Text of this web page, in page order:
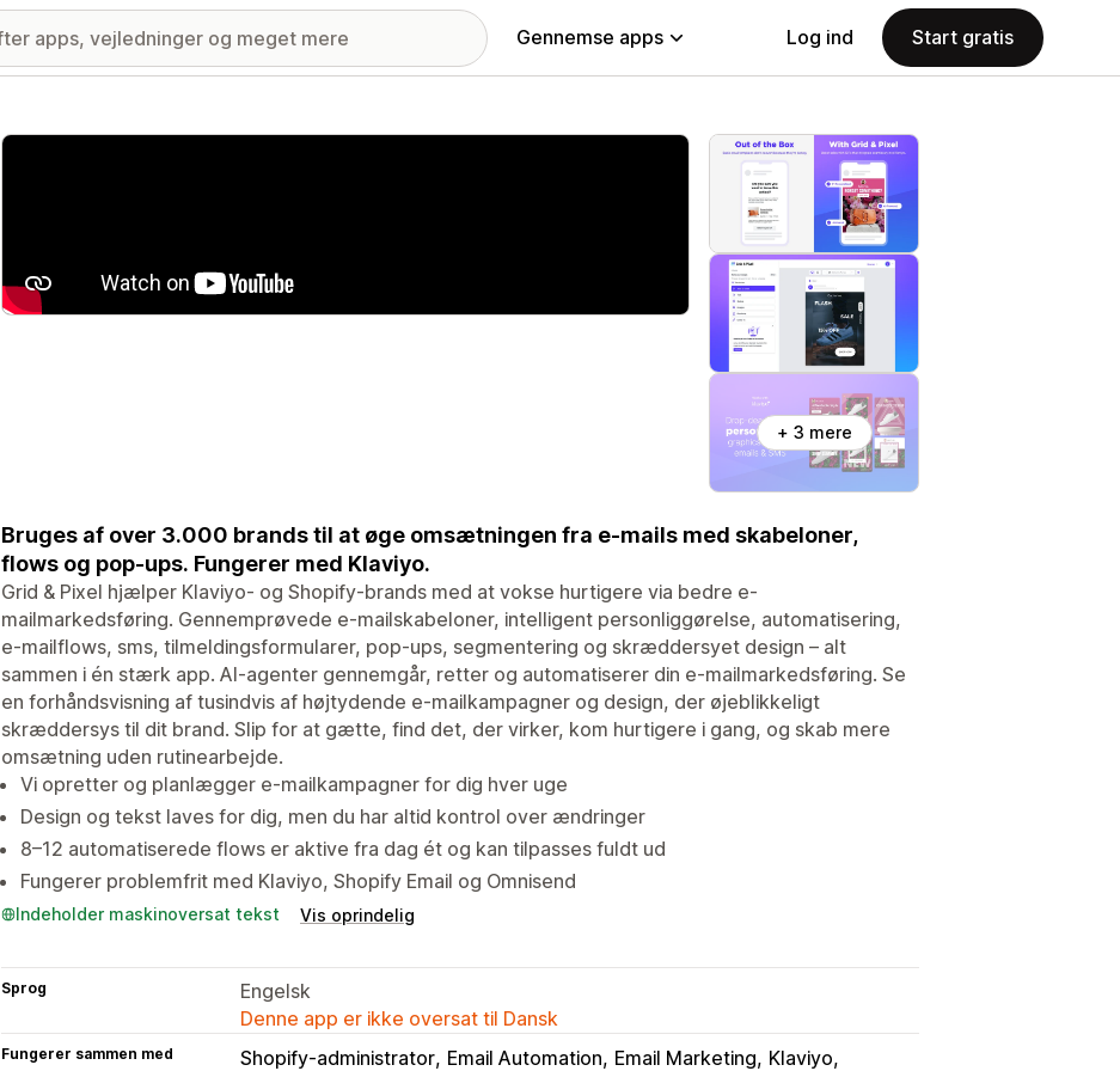
Gennemse apps Log ind Start gratis
Galleri med udvalgte billeder
+ 3 mere
Bruges af over 3.000 brands til at øge omsætningen fra e-mails med skabeloner,
flows og pop-ups. Fungerer med Klaviyo.
Grid & Pixel hjælper Klaviyo- og Shopify-brands med at vokse hurtigere via bedre e-
mailmarkedsføring. Gennemprøvede e-mailskabeloner, intelligent personliggørelse, automatisering,
e-mailflows, sms, tilmeldingsformularer, pop-ups, segmentering og skræddersyet design – alt
sammen i én stærk app. AI-agenter gennemgår, retter og automatiserer din e-mailmarkedsføring. Se
en forhåndsvisning af tusindvis af højtydende e-mailkampagner og design, der øjeblikkeligt
skræddersys til dit brand. Slip for at gætte, find det, der virker, kom hurtigere i gang, og skab mere
omsætning uden rutinearbejde.
Vi opretter og planlægger e-mailkampagner for dig hver uge
Design og tekst laves for dig, men du har altid kontrol over ændringer
8–12 automatiserede flows er aktive fra dag ét og kan tilpasses fuldt ud
Fungerer problemfrit med Klaviyo, Shopify Email og Omnisend
Indeholder maskinoversat tekst Vis oprindelig
Sprog
Engelsk
Denne app er ikke oversat til Dansk
Fungerer sammen med Shopify-administrator Email Automation Email Marketing Klaviyo